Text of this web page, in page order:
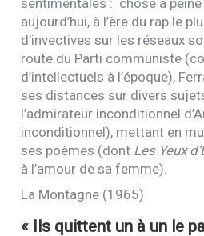
sentimentales : chose à
aujourd’hui, à l’ère du rap le
d’invectives sur les réseaux
route du Parti communiste
d’intellectuels à l’époque),
ses distances sur divers
l’admirateur inconditionnel
inconditionnel), mettant en
ses poèmes (dont Les Yeux
à l’amour de sa femme).
La Montagne (1965)
« Ils quittent un à un le